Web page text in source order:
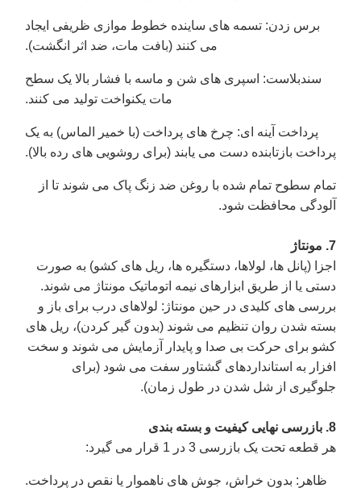
برس زدن: تسمه های ساینده خطوط موازی ظریفی ایجاد
می کنند (بافت مات، ضد اثر انگشت).
سندبلاست: اسپری های شن و ماسه با فشار بالا یک سطح
مات یکنواخت تولید می کنند.
پرداخت آینه ای: چرخ های پرداخت (با خمیر الماس) به یک
پرداخت بازتابنده دست می یابند (برای روشویی های رده بالا).
تمام سطوح تمام شده با روغن ضد زنگ پاک می شوند تا از
آلودگی محافظت شود.
7. مونتاژ
اجزا (پانل ها، لولاها، دستگیره ها، ریل های کشو) به صورت
دستی یا از طریق ابزارهای نیمه اتوماتیک مونتاژ می شوند.
بررسی های کلیدی در حین مونتاژ: لولاهای درب برای باز و
بسته شدن روان تنظیم می شوند (بدون گیر کردن)، ریل های
کشو برای حرکت بی صدا و پایدار آزمایش می شوند و سخت
افزار به استانداردهای گشتاور سفت می شود (برای
جلوگیری از شل شدن در طول زمان).
8. بازرسی نهایی کیفیت و بسته بندی
هر قطعه تحت یک بازرسی 3 در 1 قرار می گیرد:
ظاهر : بدون خراش، جوش های ناهموار یا نقص در پرداخت.